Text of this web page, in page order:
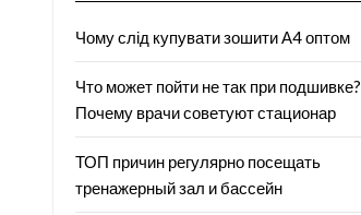
Чому слід купувати зошити А4 оптом
Что может пойти не так при подшивке?
Почему врачи советуют стационар
ТОП причин регулярно посещать
тренажерный зал и бассейн